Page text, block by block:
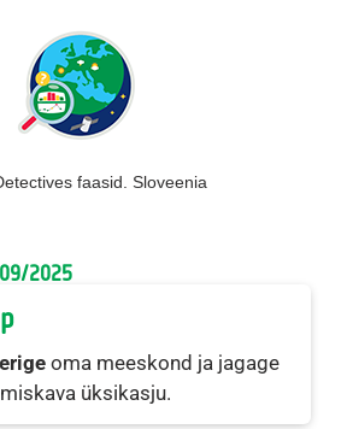
faasid. Sloveenia
2025
oma meeskond ja jagage
üksikasju.